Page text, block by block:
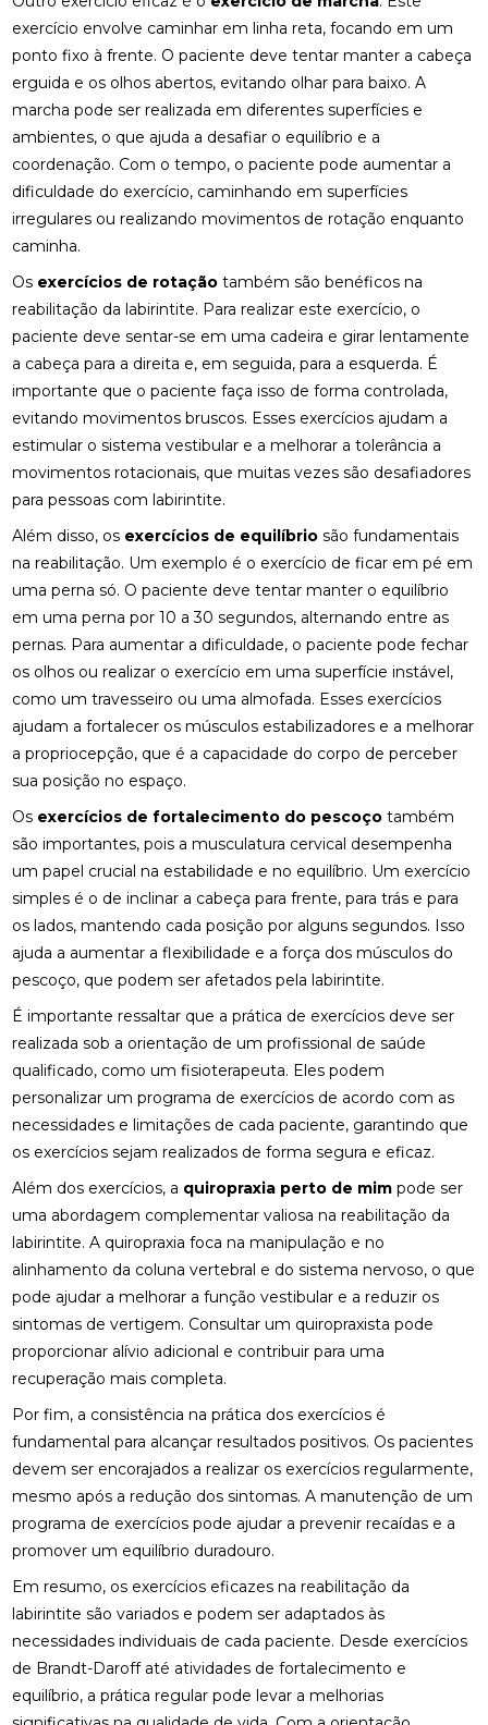
exercício envolve caminhar em linha reta, focando em um
ponto fixo à frente. O paciente deve tentar manter a cabeça
erguida e os olhos abertos, evitando olhar para baixo. A
marcha pode ser realizada em diferentes superfícies e
ambientes, o que ajuda a desafiar o equilíbrio e a
coordenação. Com o tempo, o paciente pode aumentar a
dificuldade do exercício, caminhando em superfícies
irregulares ou realizando movimentos de rotação enquanto
caminha.
Os exercícios de rotação também são benéficos na
reabilitação da labirintite. Para realizar este exercício, o
paciente deve sentar-se em uma cadeira e girar lentamente
a cabeça para a direita e, em seguida, para a esquerda. É
importante que o paciente faça isso de forma controlada,
evitando movimentos bruscos. Esses exercícios ajudam a
estimular o sistema vestibular e a melhorar a tolerância a
movimentos rotacionais, que muitas vezes são desafiadores
para pessoas com labirintite.
Além disso, os exercícios de equilíbrio são fundamentais
na reabilitação. Um exemplo é o exercício de ficar em pé em
uma perna só. O paciente deve tentar manter o equilíbrio
em uma perna por 10 a 30 segundos, alternando entre as
pernas. Para aumentar a dificuldade, o paciente pode fechar
os olhos ou realizar o exercício em uma superfície instável,
como um travesseiro ou uma almofada. Esses exercícios
ajudam a fortalecer os músculos estabilizadores e a melhorar
a propriocepção, que é a capacidade do corpo de perceber
sua posição no espaço.
Os exercícios de fortalecimento do pescoço também
são importantes, pois a musculatura cervical desempenha
um papel crucial na estabilidade e no equilíbrio. Um exercício
simples é o de inclinar a cabeça para frente, para trás e para
os lados, mantendo cada posição por alguns segundos. Isso
ajuda a aumentar a flexibilidade e a força dos músculos do
pescoço, que podem ser afetados pela labirintite.
É importante ressaltar que a prática de exercícios deve ser
realizada sob a orientação de um profissional de saúde
qualificado, como um fisioterapeuta. Eles podem
personalizar um programa de exercícios de acordo com as
necessidades e limitações de cada paciente, garantindo que
os exercícios sejam realizados de forma segura e eficaz.
Além dos exercícios, a quiropraxia perto de mim pode ser
uma abordagem complementar valiosa na reabilitação da
labirintite. A quiropraxia foca na manipulação e no
alinhamento da coluna vertebral e do sistema nervoso, o que
pode ajudar a melhorar a função vestibular e a reduzir os
sintomas de vertigem. Consultar um quiropraxista pode
proporcionar alívio adicional e contribuir para uma
recuperação mais completa.
Por fim, a consistência na prática dos exercícios é
fundamental para alcançar resultados positivos. Os pacientes
devem ser encorajados a realizar os exercícios regularmente,
mesmo após a redução dos sintomas. A manutenção de um
programa de exercícios pode ajudar a prevenir recaídas e a
promover um equilíbrio duradouro.
Em resumo, os exercícios eficazes na reabilitação da
labirintite são variados e podem ser adaptados às
necessidades individuais de cada paciente. Desde exercícios
de Brandt-Daroff até atividades de fortalecimento e
equilíbrio, a prática regular pode levar a melhorias
ALIVIAR SUAS DORES
COMO A QUIROPRAXIA PODE AJUDAR NO
TRATAMENTO DA ESCOLIOSE
COMO A QUIROPRAXIA PODE ALIVIAR DORES NO
JOELHO
COMO AS PALMILHAS AJUDAM NO SEU
COMO AS PALMILHAS PARA JOANETE PODEM
MELHORAR SEU CONFORTO
COMO ENCONTRAR QUIROPRAXIA PERTO DE VOCÊ
PARA ALÍVIO DAS DORES
COMO ENCONTRAR UM ACUPUNTURISTA
QUALIFICADO
COMO ESCOLHER A PALMILHA IDEAL PARA PÉ
CHATO E MELHORAR SEU CONFORTO
PARA SUAS NECESSIDADES DE SAÚDE
COMO ESCOLHER O MELHOR ACUPUNTURISTA
PARA VOCÊ
COMO FUNCIONA A CONSULTA COM UM
ACUPUNTURISTA E O QUE ESPERAR
COMO MELHORAR O ATENDIMENTO DA SUA
CLÍNICA?
COMO MONTAR SUA CLÍNICA?
CONSULTA COM ACUPUNTURISTA: O QUE ESPERAR
DESCUBRA A ACUPUNTURA RJ: BENEFÍCIOS E
PRÁTICAS
DESCUBRA COMO A PALMILHA PARA FASCITE
PLANTAR PODE ALIVIAR SUAS DORES
DESCUBRA COMO A QUIROPRAXIA E A
FISIOTERAPIA PODEM TRANSFORMAR SUA SAÚDE
DESCUBRA COMO UM QUIROPRATA PODE
TRANSFORMAR SUA SAÚDE
COMO ESCOLHER A IDEAL
DESCUBRA O PREÇO DA PALMILHA ORTOPÉDICA E
COMO ESCOLHER A MELHOR
DESCUBRA O PREÇO DA PALMILHA PARA PÉ CHATO
E COMO ESCOLHER A IDEAL
FATORES IMPORTANTES
DESCUBRA O PREÇO DA PALMILHA SOB MEDIDA: 6
FATORES QUE INFLUENCIAM
DESCUBRA O PREÇO DAS PALMILHAS PARA
FASCITE PLANTAR E COMO ESCOLHER A IDEAL
RESPIRATÓRIA COM QUALIDADE E SEGURANÇA
DESCUBRA OS BENEFÍCIOS DA ACUPUNTURA RJ
DESCUBRA OS BENEFÍCIOS DA ACUPUNTURA RJ
PARA SUA SAÚDE E BEM-ESTAR